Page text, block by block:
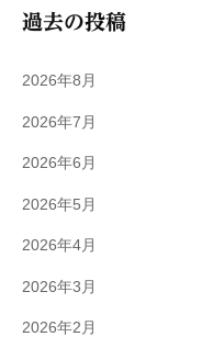
過去の投稿
2026年8月
2026年7月
2026年6月
2026年5月
2026年4月
2026年3月
2026年2月